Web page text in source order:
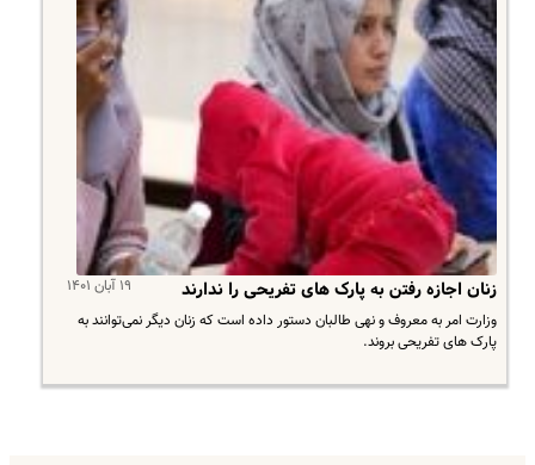
۱۹ آبان ۱۴۰۱ زنان اجازه رفتن به پارک‎‌ های تفریحی را ندارند
وزارت امر به معروف و نهی طالبان دستور داده است که زنان دیگر نمی‌توانند به
پارک های تفریحی بروند.